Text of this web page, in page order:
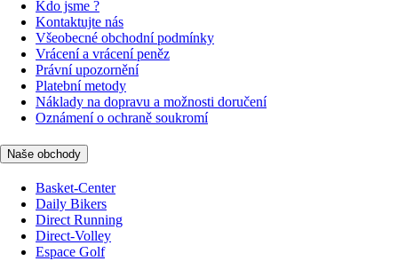
Kdo jsme ?
Kontaktujte nás
Všeobecné obchodní podmínky
Vrácení a vrácení peněz
Právní upozornění
Platební metody
Náklady na dopravu a možnosti doručení
Oznámení o ochraně soukromí
Naše obchody
Basket-Center
Daily Bikers
Direct Running
Direct-Volley
Espace Golf